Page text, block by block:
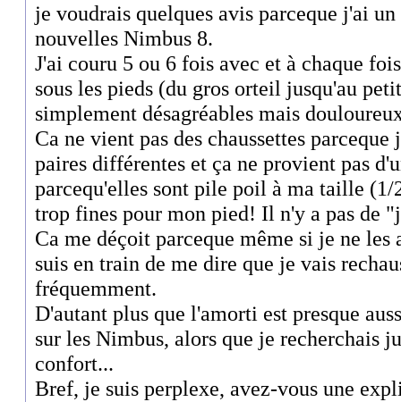
je voudrais quelques avis parceque j'ai
nouvelles Nimbus 8.
J'ai couru 5 ou 6 fois avec et à chaque
sous les pieds (du gros orteil jusqu'au
simplement désagréables mais
Ca ne vient pas des chaussettes
paires différentes et ça ne provient pas
parcequ'elles sont pile poil à ma taille (1/
trop fines pour mon pied! Il n'y a pas de
Ca me déçoit parceque même si je ne les
suis en train de me dire que je vais
fréquemment.
D'autant plus que l'amorti est presque
sur les Nimbus, alors que je recherchais
confort...
Bref, je suis perplexe, avez-vous une